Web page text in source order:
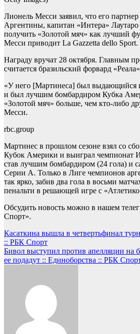
Лионель Месси заявил, что его
Аргентины, капитан «Интера»
получить «Золотой мяч» как лучший
Месси приводит La Gazzetta dello Sport.
Награду вручат 28 октября. Главным
считается бразильский форвард
«У него [Мартинеса] был выдающийся
и был лучшим бомбардиром Кубка
«Золотой мяч» больше, чем кто-либо
Месси.
rbc.group
Мартинес в прошлом сезоне взял со
Кубок Америки и выиграл чемпионат
став лучшим бомбардиром (24 гола) и
Серии А. Только в Лиге чемпионов
так ярко, забив два гола в восьми
пенальти в решающей игре с
Обсудить новость можно в нашем
Спорт».
Навигация
по
записям
Касаткина вышла в четвертьфинал
:: РБК Спорт
Бивол выступил против апелляции на
ее подадут :: Единоборства :: РБК